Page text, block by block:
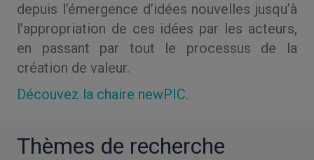
depuis l’émergence d’idées nouvelles jusqu’à
l’appropriation de ces idées par les acteurs,
en passant par tout le processus de la
création de valeur.
Découvez la chaire newPIC.
Thèmes de recherche